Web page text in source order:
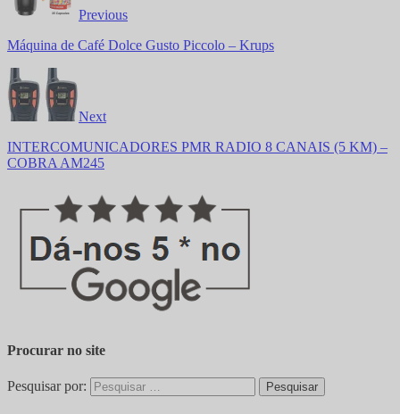
Previous
Máquina de Café Dolce Gusto Piccolo – Krups
Next
INTERCOMUNICADORES PMR RADIO 8 CANAIS (5 KM) –
COBRA AM245
Procurar no site
Pesquisar por: